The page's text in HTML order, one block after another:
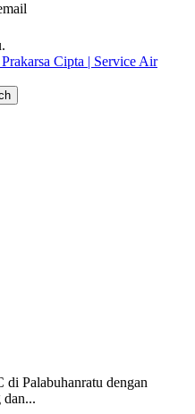
Cipta | Service Air
Palabuhanratu dengan
dan...